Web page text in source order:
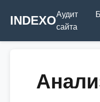
INDEXOАудит
сайта